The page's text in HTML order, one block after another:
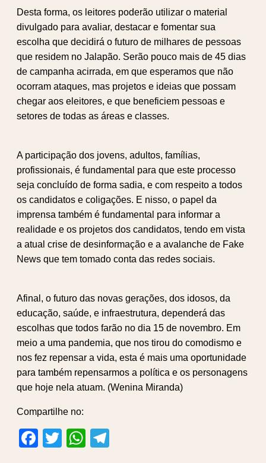
Desta forma, os leitores poderão utilizar o material
divulgado para avaliar, destacar e fomentar sua
escolha que decidirá o futuro de milhares de pessoas
que residem no Jalapão. Serão pouco mais de 45 dias
de campanha acirrada, em que esperamos que não
ocorram ataques, mas projetos e ideias que possam
chegar aos eleitores, e que beneficiem pessoas e
setores de todas as áreas e classes.
A participação dos jovens, adultos, famílias,
profissionais, é fundamental para que este processo
seja concluído de forma sadia, e com respeito a todos
os candidatos e coligações. E nisso, o papel da
imprensa também é fundamental para informar a
realidade e os projetos dos candidatos, tendo em vista
a atual crise de desinformação e a avalanche de Fake
News que tem tomado conta das redes sociais.
Afinal, o futuro das novas gerações, dos idosos, da
educação, saúde, e infraestrutura, dependerá das
escolhas que todos farão no dia 15 de novembro. Em
meio a uma pandemia, que nos tirou do comodismo e
nos fez repensar a vida, esta é mais uma oportunidade
para também repensarmos a política e os personagens
que hoje nela atuam. (Wenina Miranda)
Compartilhe no:
Facebook
TwitterWhatsApp